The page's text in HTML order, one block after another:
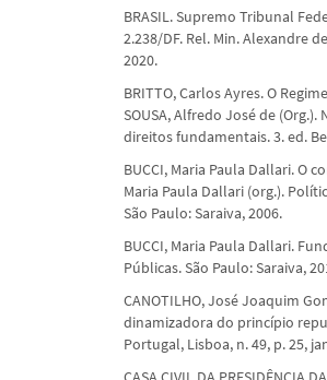
BRASIL. Supremo Tribunal
2.238/DF. Rel. Min. Alexandre
2020.
BRITTO, Carlos Ayres. O
SOUSA, Alfredo José de
direitos fundamentais. 3. ed.
BUCCI, Maria Paula Dallari. O
Maria Paula Dallari (org.).
São Paulo: Saraiva, 2006.
BUCCI, Maria Paula Dallari.
Públicas. São Paulo: Saraiva,
CANOTILHO, José Joaquim
dinamizadora do princípio
Portugal, Lisboa, n. 49, p. 25,